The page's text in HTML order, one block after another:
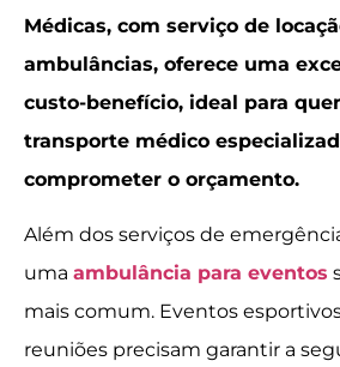
Médicas, com serviço de
ambulâncias, oferece uma
custo-benefício, ideal para
transporte médico
comprometer o orçamento.
Além dos serviços de
uma ambulância para eventos
mais comum. Eventos
reuniões precisam garantir a